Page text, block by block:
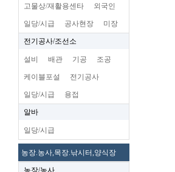
고물상/재활용센타 외국인
일당/시급 공사현장 미장
전기공사/조선소
설비 배관 기공 조공
케이블포설 전기공사
일당/시급 용접
알바
일당/시급
농장.농사,목장.낚시터,양식장
농장/농사